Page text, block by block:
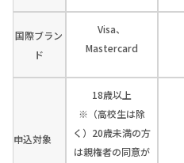
国際ブラン
ド
Visa、
Mastercard
申込対象
18歳以上
※（高校生は除
く）20歳未満の方
は親権者の同意が